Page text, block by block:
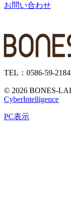
お問い合わせ
TEL：0586-59-2184
© 2026 BONES-
CyberIntelligence
PC表示